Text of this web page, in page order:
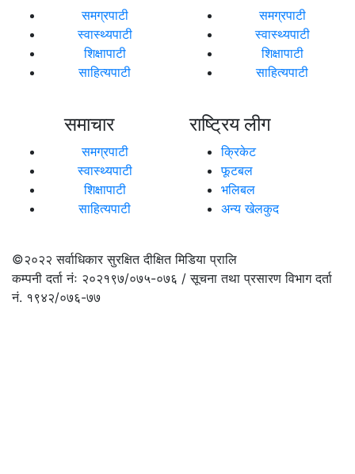
समग्रपाटी
स्वास्थ्यपाटी
शिक्षापाटी
साहित्यपाटी
समग्रपाटी
स्वास्थ्यपाटी
शिक्षापाटी
साहित्यपाटी
समाचार
समग्रपाटी
स्वास्थ्यपाटी
शिक्षापाटी
साहित्यपाटी
राष्ट्रिय लीग
क्रिकेट
फूटबल
भलिबल
अन्य खेलकुद
©२०२२सर्वाधिकार सुरक्षित दीक्षित मिडिया प्रालि
कम्पनी दर्ता नंः २०२१९७/०७५-०७६ / सूचना तथा प्रसारण विभाग दर्ता
नं. १९४२/०७६-७७